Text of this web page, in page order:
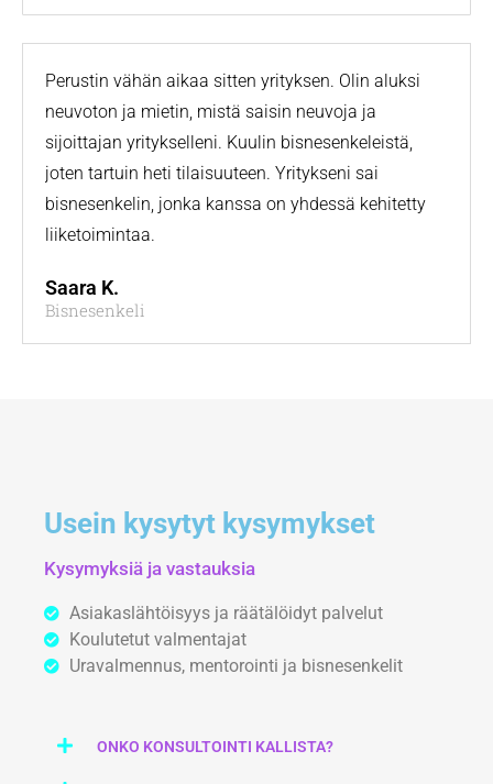
Perustin vähän aikaa sitten yrityksen. Olin aluksi
neuvoton ja mietin, mistä saisin neuvoja ja
sijoittajan yritykselleni. Kuulin bisnesenkeleistä,
joten tartuin heti tilaisuuteen. Yritykseni sai
bisnesenkelin, jonka kanssa on yhdessä kehitetty
liiketoimintaa.
Saara K.
Bisnesenkeli
Usein kysytyt kysymykset
Kysymyksiä ja vastauksia
Asiakaslähtöisyys ja räätälöidyt palvelut
Koulutetut valmentajat
Uravalmennus, mentorointi ja bisnesenkelit
ONKO KONSULTOINTI KALLISTA?